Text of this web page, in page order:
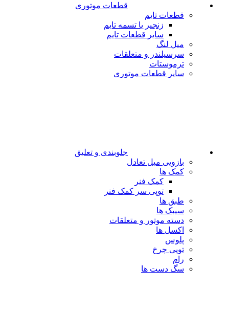
قطعات موتوری
قطعات تایم
زنجیر یا تسمه تایم
سایر قطعات تایم
میل لنگ
سرسیلندر و متعلقات
ترموستات
سایر قطعات موتوری
جلوبندی و تعلیق
بازویی میل تعادل
کمک ها
کمک فنر
توپی سر کمک فنر
طبق ها
سیبک ها
دسته موتور و متعلقات
اکسل ها
پلوس
توپی چرخ
رام
سگ دست ها